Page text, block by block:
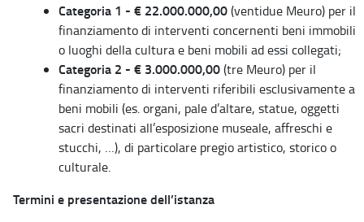
Categoria 1 - € 22.000.000,00(ventidue Meuro) per il
finanziamento di interventi concernenti beni immobili
o luoghi della cultura e beni mobili ad essi collegati;
Categoria 2 - € 3.000.000,00(tre Meuro) per il
finanziamento di interventi riferibili esclusivamente a
beni mobili (es. organi, pale d’altare, statue, oggetti
sacri destinati all’esposizione museale, affreschi e
stucchi, …), di particolare pregio artistico, storico o
culturale.
Termini e presentazione dell’istanza